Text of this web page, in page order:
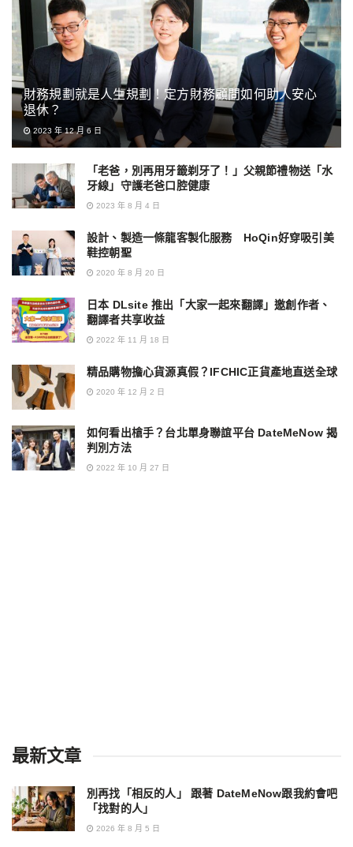
財務規劃就是人生規劃！定方財務顧問如何助人安心
退休？
2023 年 12 月 6 日
「老爸，別再用牙籤剃牙了！」父親節禮物送「水
牙線」守護老爸口腔健康
2023 年 8 月 4 日
設計、製造一條龍客製化服務 HoQin好穿吸引美
鞋控朝聖
2020 年 8 月 20 日
日本 DLsite 推出「大家一起來翻譯」邀創作者、
翻譯者共享收益
2022 年 11 月 18 日
精品購物擔心貨源真假？IFCHIC正貨產地直送全球
2020 年 12 月 2 日
如何看出槍手？台北單身聯誼平台 DateMeNow 揭
判別方法
2022 年 10 月 27 日
最新文章
別再找「相反的人」 跟著 DateMeNow跟我約會吧
「找對的人」
2026 年 8 月 5 日